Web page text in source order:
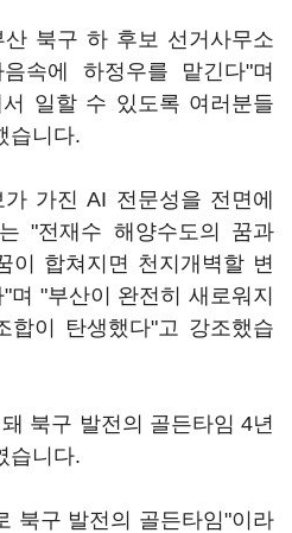
북구 하 후보 선거사무소
속에 하정우를 맡긴다"며
일할 수 있도록 여러분들
습니다.
가진 AI 전문성을 전면에
"전재수 해양수도의 꿈과
이 합쳐지면 천지개벽할 변
며 "부산이 완전히 새로워지
이 탄생했다"고 강조했습
북구 발전의 골든타임 4년
습니다.
북구 발전의 골든타임"이라